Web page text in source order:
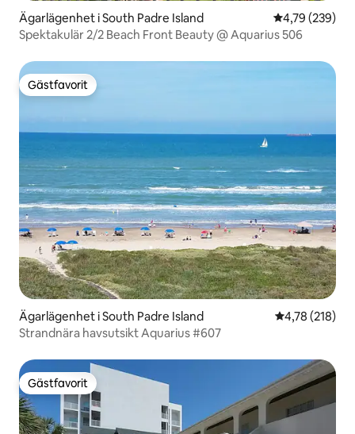
Ägarlägenhet i South Padre Island 4,79 av 5 i
4,79 (239)
Spektakulär 2/2 Beach Front Beauty @ Aquarius 506
Gästfavorit
Gästfavorit
Ägarlägenhet i South Padre Island 4,78 av 5 i
4,78 (218)
Strandnära havsutsikt Aquarius #607
Gästfavorit
Gästfavorit